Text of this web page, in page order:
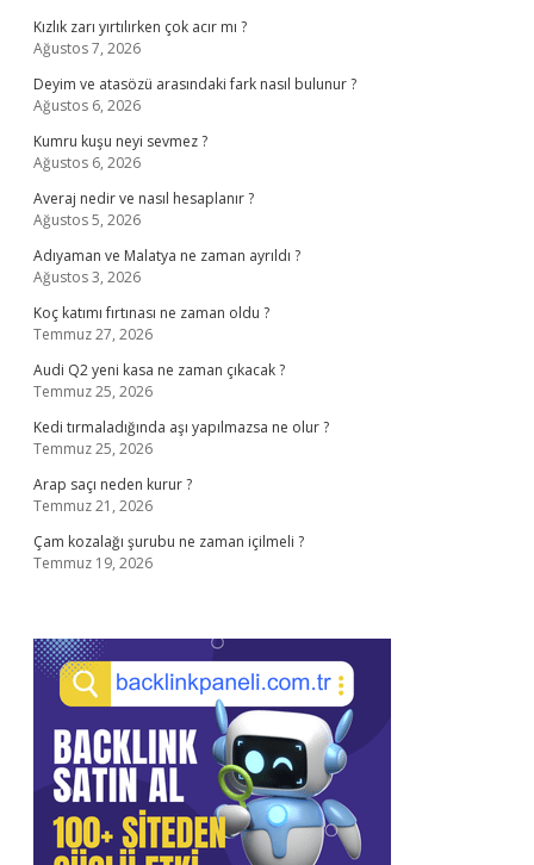
Kızlık zarı yırtılırken çok acır mı ?
Ağustos 7, 2026
Deyim ve atasözü arasındaki fark nasıl bulunur ?
Ağustos 6, 2026
Kumru kuşu neyi sevmez ?
Ağustos 6, 2026
Averaj nedir ve nasıl hesaplanır ?
Ağustos 5, 2026
Adıyaman ve Malatya ne zaman ayrıldı ?
Ağustos 3, 2026
Koç katımı fırtınası ne zaman oldu ?
Temmuz 27, 2026
Audi Q2 yeni kasa ne zaman çıkacak ?
Temmuz 25, 2026
Kedi tırmaladığında aşı yapılmazsa ne olur ?
Temmuz 25, 2026
Arap saçı neden kurur ?
Temmuz 21, 2026
Çam kozalağı şurubu ne zaman içilmeli ?
Temmuz 19, 2026